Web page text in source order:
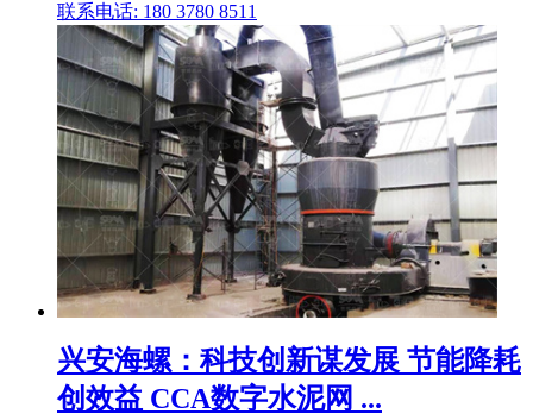
联系电话: 180 3780 8511
兴安海螺：科技创新谋发展 节能降耗
创效益 CCA数字水泥网 ...